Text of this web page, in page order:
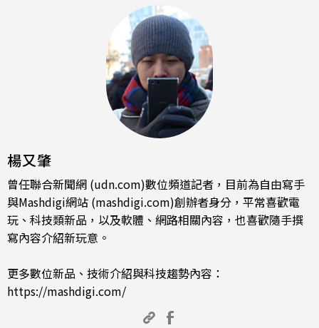
楊又肇
曾任聯合新聞網 (udn.com)數位頻道記者，目前為自由寫手
與Mashdigi網站 (mashdigi.com)創辦者身分，平常喜歡電
玩、科技類新品，以及軟體、網路相關內容，也喜歡隨手撰
寫內容介紹新玩意。
更多數位新品、技術介紹與科技趨勢內容：
https://mashdigi.com/